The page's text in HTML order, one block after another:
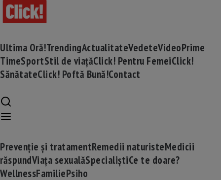
Ultima Oră!TrendingActualitateVedeteVideoPrime
TimeSportStil de viațăClick! Pentru FemeiClick!
SănătateClick! Poftă Bună!Contact
Prevenție și tratamentRemedii naturisteMedicii
răspundViața sexualăSpecialiștiCe te doare?
WellnessFamiliePsiho